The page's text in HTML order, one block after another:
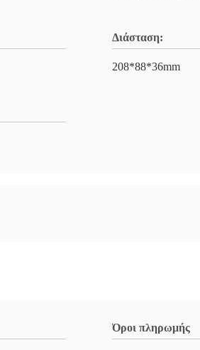
Διάσταση:
208*88*36mm
Όροι πληρωμής